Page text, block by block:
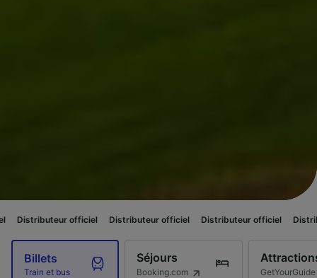
officiel Distributeur officiel Distributeur officiel Distributeur
Billets
Train et bus
Séjours
Booking.com GetYourGuide